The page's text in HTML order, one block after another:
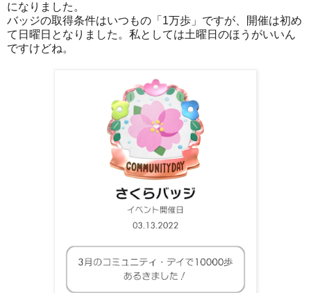
になりました。
バッジの取得条件はいつもの「1万歩」ですが、開催は初め
て日曜日となりました。私としては土曜日のほうがいいん
ですけどね。